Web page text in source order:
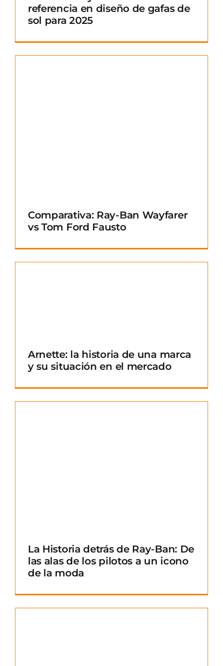
referencia en diseño de gafas de
sol para 2025
Comparativa: Ray-Ban Wayfarer
vs Tom Ford Fausto
Arnette: la historia de una marca
y su situación en el mercado
La Historia detrás de Ray-Ban: De
las alas de los pilotos a un icono
de la moda